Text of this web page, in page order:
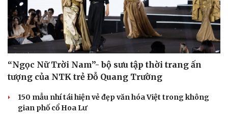
“Ngọc Nữ Trời Nam”- bộ sưu tập thời trang ấn
tượng của NTK trẻ Đỗ Quang Trường
150 mẫu nhí tái hiện vẻ đẹp văn hóa Việt trong không
gian phố cổ Hoa Lư